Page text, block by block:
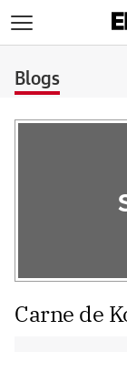
Blogs
Carne de